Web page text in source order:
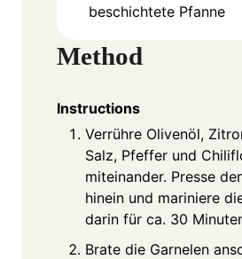
beschichtete Pfanne
Method
Instructions
Verrühre Olivenöl,
Salz, Pfeffer und
miteinander. Presse
hinein und mariniere
darin für ca. 30
Brate die Garnelen